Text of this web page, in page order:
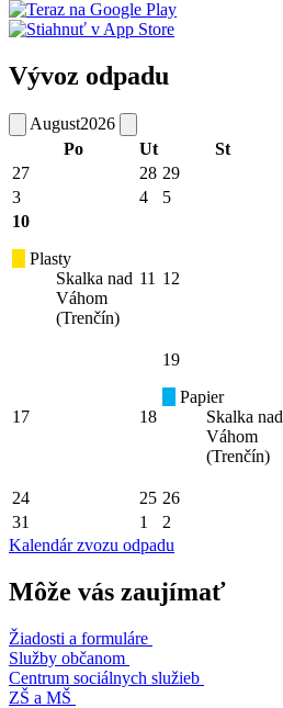
Vývoz odpadu
August2026
Po
Ut St
27
28 29
3
4 5
10
Plasty
Skalka nad
Váhom
(Trenčín)
11 12
17 18
19
Papier
Skalka nad
Váhom
(Trenčín)
24 25 26
31
1 2
Kalendár zvozu odpadu
Môže vás zaujímať
Žiadosti a formuláre
Služby občanom
Centrum sociálnych služieb
ZŠ a MŠ